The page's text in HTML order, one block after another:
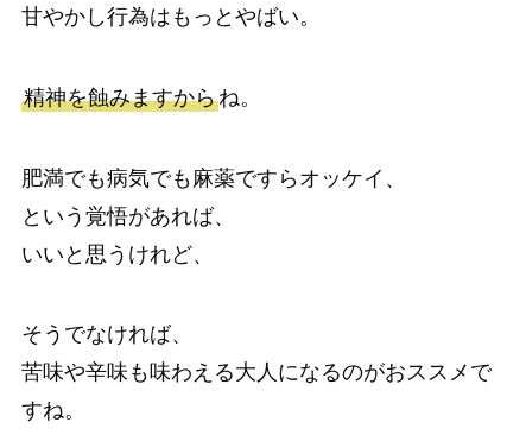
甘やかし行為はもっとやばい。
精神を蝕みますからね。
肥満でも病気でも麻薬ですらオッケイ、
という覚悟があれば、
いいと思うけれど、
そうでなければ、
苦味や辛味も味わえる大人になるのがおススメで
すね。